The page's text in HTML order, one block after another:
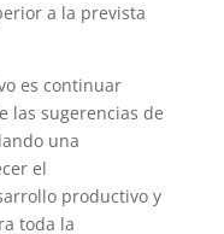
a la prevista
es continuar
las sugerencias de
una
el
productivo y
toda la